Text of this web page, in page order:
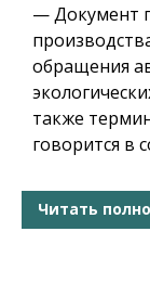
— Документ
обращения
также
говорится в
Читать